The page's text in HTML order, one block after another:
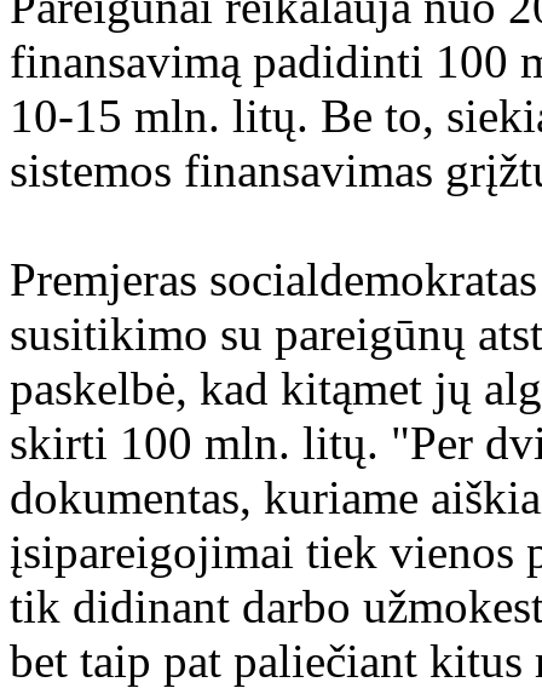
finansavimą padidinti 100
10-15 mln. litų. Be to,
sistemos finansavimas
Premjeras
susitikimo su pareigūnų
paskelbė, kad kitąmet jų
skirti 100 mln. litų. "Per dvi
dokumentas, kuriame
įsipareigojimai tiek vienos
tik didinant darbo
bet taip pat paliečiant